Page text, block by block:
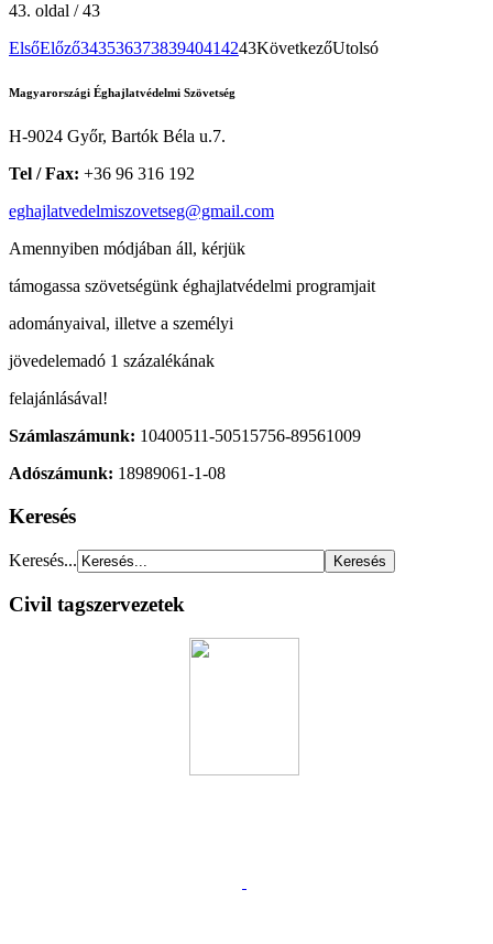
43. oldal / 43
ElsőElőző34353637383940414243KövetkezőUtolsó
Magyarországi Éghajlatvédelmi Szövetség
H-9024 Győr, Bartók Béla u.7.
Tel / Fax: +36 96 316 192
eghajlatvedelmiszovetseg@gmail.com
Amennyiben módjában áll, kérjük
támogassa szövetségünk éghajlatvédelmi programjait
adományaival, illetve a személyi
jövedelemadó 1 százalékának
felajánlásával!
Számlaszámunk: 10400511-50515756-89561009
Adószámunk: 18989061-1-08
Keresés
Keresés...
Civil tagszervezetek